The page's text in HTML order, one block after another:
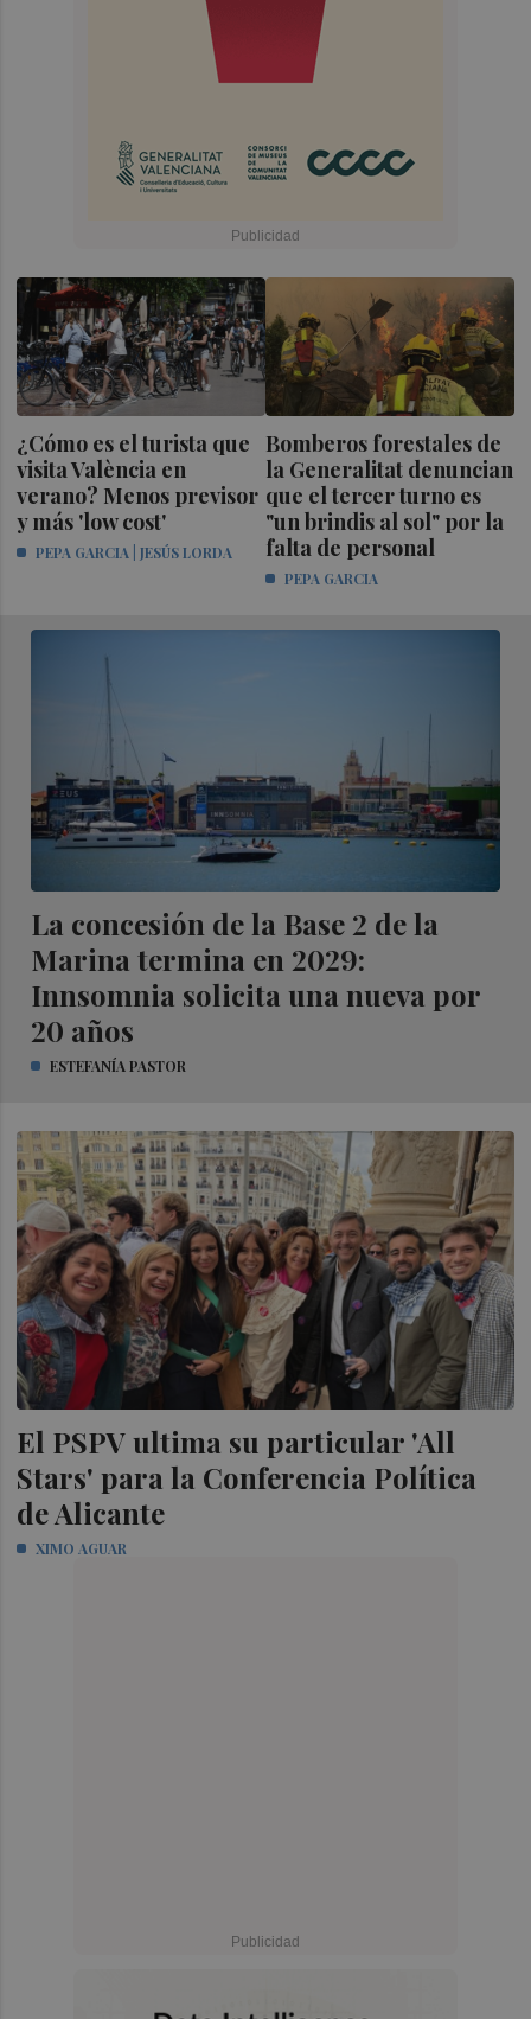
¿Cómo es el turista que
visita València en
verano? Menos previsor
y más 'low cost'
PEPA GARCIA | JESÚS LORDA
Bomberos forestales de
la Generalitat denuncian
que el tercer turno es
"un brindis al sol" por la
falta de personal
PEPA GARCIA
La concesión de la Base 2 de la
Marina termina en 2029:
Innsomnia solicita una nueva por
20 años
ESTEFANÍA PASTOR
El PSPV ultima su particular 'All
Stars' para la Conferencia Política
de Alicante
XIMO AGUAR